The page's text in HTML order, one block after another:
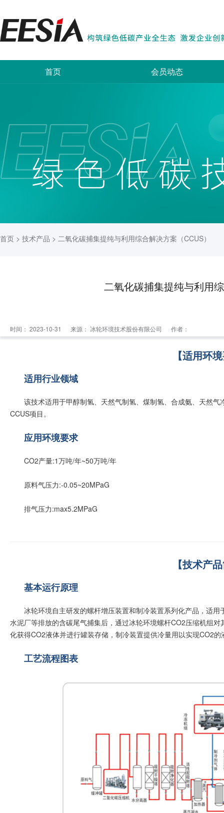
首页 会员动态
首页 > 技术产品 > 二氧化碳捕集提纯与利用综合解决方案（CCUS）
二氧化碳捕集提纯与利用
时间： 2023-10-31 来源： 冰轮环境技术股份有限公司 作者：
【适用环
适用行业领域
该技术适用于甲醇制氢、天然气制氢、煤制氢、合成氨、天然
CCUS项目。
应用环境要求
CO2产量:1万吨/年~50万吨/年
原料气压力:-0.05~20MPaG
排气压力:max5.2MPaG
【技术产
基本运行原理
冰轮环境自主研发的螺杆增压装置和制冷装置系列化产品，适
水泥厂等排放的含碳尾气捕集后，通过冰轮环境螺杆CO2压缩机组
化获得CO2液体并进行罐装存储，制冷装置提供冷量用以实现CO2的
工艺流程图表